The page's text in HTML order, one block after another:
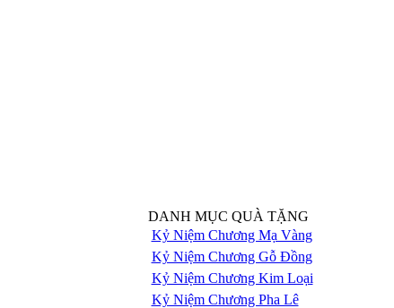
DANH MỤC QUÀ TẶNG
Kỷ Niệm Chương Mạ Vàng
Kỷ Niệm Chương Gỗ Đồng
Kỷ Niệm Chương Kim Loại
Kỷ Niệm Chương Pha Lê